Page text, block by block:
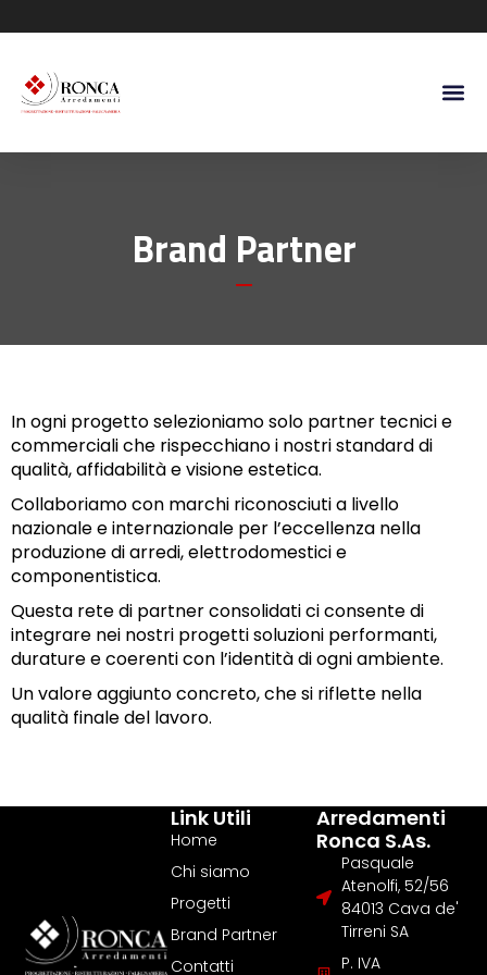
Brand Partner
In ogni progetto selezioniamo solo partner tecnici e
commerciali che rispecchiano i nostri standard di
qualità, affidabilità e visione estetica.
Collaboriamo con marchi riconosciuti a livello
nazionale e internazionale per l’eccellenza nella
produzione di arredi, elettrodomestici e
componentistica.
Questa rete di partner consolidati ci consente di
integrare nei nostri progetti soluzioni performanti,
durature e coerenti con l’identità di ogni ambiente.
Un valore aggiunto concreto, che si riflette nella
qualità finale del lavoro.
Link Utili
Home
Chi siamo
Progetti
Brand Partner
Contatti
Arredamenti
Ronca S.as.
Pasquale
Atenolfi, 52/56
84013 Cava de'
Tirreni SA
P. IVA